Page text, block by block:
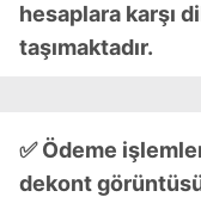
hesaplara karşı
taşımaktadır.
✅ Ödeme
dekont